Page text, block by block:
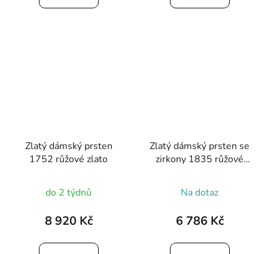
Zlatý dámský prsten
1752 růžové zlato
do 2 týdnů
8 920 Kč
Zlatý dámský prsten se
zirkony 1835 růžové
hodnocení
produktu
5,0
Na dotaz
6 786 Kč